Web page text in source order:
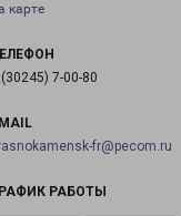
карте
7-00-80
fr@pecom.ru
РАБОТЫ